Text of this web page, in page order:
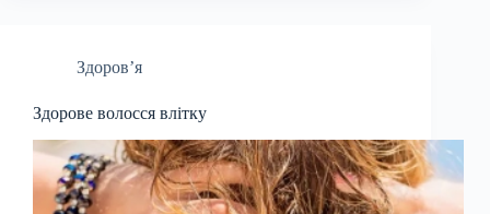
Здоров’я
Здорове волосся влітку